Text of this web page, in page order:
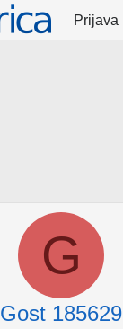
Prijava
G
Gost 185629